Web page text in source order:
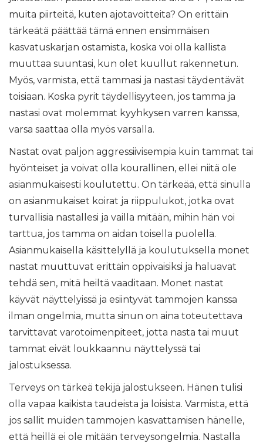
muita piirteitä, kuten ajotavoitteita? On erittäin
tärkeätä päättää tämä ennen ensimmäisen
kasvatuskarjan ostamista, koska voi olla kallista
muuttaa suuntasi, kun olet kuullut rakennetun.
Myös, varmista, että tammasi ja nastasi täydentävät
toisiaan. Koska pyrit täydellisyyteen, jos tamma ja
nastasi ovat molemmat kyyhkysen varren kanssa,
varsa saattaa olla myös varsalla.
Nastat ovat paljon aggressiivisempia kuin tammat tai
hyönteiset ja voivat olla kourallinen, ellei niitä ole
asianmukaisesti koulutettu. On tärkeää, että sinulla
on asianmukaiset koirat ja riippulukot, jotka ovat
turvallisia nastallesi ja vailla mitään, mihin hän voi
tarttua, jos tamma on aidan toisella puolella.
Asianmukaisella käsittelyllä ja koulutuksella monet
nastat muuttuvat erittäin oppivaisiksi ja haluavat
tehdä sen, mitä heiltä vaaditaan. Monet nastat
käyvät näyttelyissä ja esiintyvät tammojen kanssa
ilman ongelmia, mutta sinun on aina toteutettava
tarvittavat varotoimenpiteet, jotta nasta tai muut
tammat eivät loukkaannu näyttelyssä tai
jalostuksessa.
Terveys on tärkeä tekijä jalostukseen. Hänen tulisi
olla vapaa kaikista taudeista ja loisista. Varmista, että
jos sallit muiden tammojen kasvattamisen hänelle,
että heillä ei ole mitään terveysongelmia. Nastalla